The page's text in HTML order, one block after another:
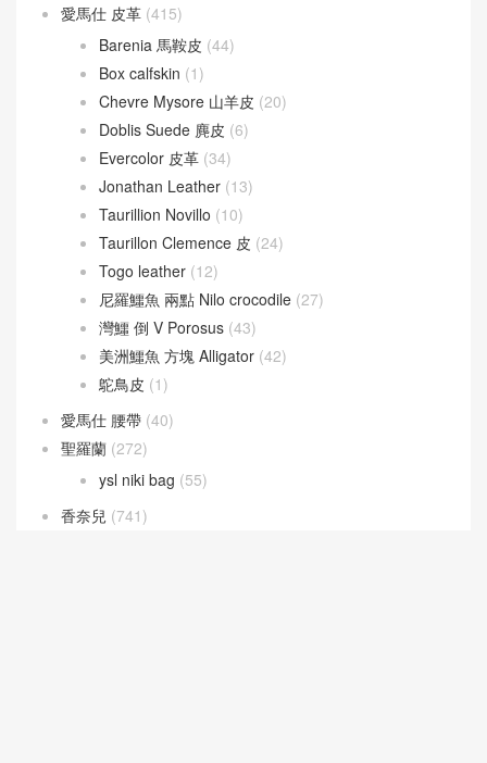
愛馬仕 皮革 (415)
Barenia 馬鞍皮 (44)
Box calfskin (1)
Chevre Mysore 山羊皮 (20)
Doblis Suede 麂皮 (6)
Evercolor 皮革 (34)
Jonathan Leather (13)
Taurillion Novillo (10)
Taurillon Clemence 皮 (24)
Togo leather (12)
尼羅鱷魚 兩點 Nilo crocodile (27)
灣鱷 倒 V Porosus (43)
美洲鱷魚 方塊 Alligator (42)
鴕鳥皮 (1)
愛馬仕 腰帶 (40)
聖羅蘭 (272)
ysl niki bag (55)
香奈兒 (741)